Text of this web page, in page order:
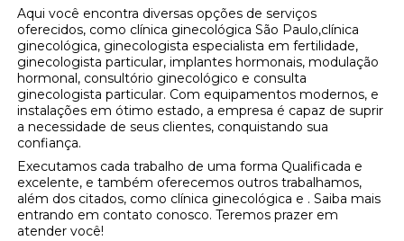
Aqui você encontra diversas opções de serviços
oferecidos, como clínica ginecológica São Paulo,clínica
ginecológica, ginecologista especialista em fertilidade,
ginecologista particular, implantes hormonais, modulação
hormonal, consultório ginecológico e consulta
ginecologista particular. Com equipamentos modernos, e
instalações em ótimo estado, a empresa é capaz de suprir
a necessidade de seus clientes, conquistando sua
confiança.
Executamos cada trabalho de uma forma Qualificada e
excelente, e também oferecemos outros trabalhamos,
além dos citados, como clínica ginecológica e . Saiba mais
entrando em contato conosco. Teremos prazer em
atender você!